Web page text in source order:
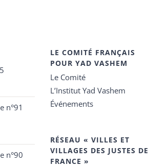
n°91
n°90
LE COMITÉ FRANÇAIS
POUR YAD VASHEM
Le Comité
L’Institut Yad Vashem
Événements
RÉSEAU « VILLES ET
VILLAGES DES JUSTES DE
FRANCE »